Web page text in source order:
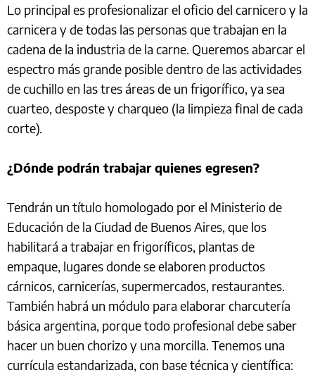
Lo principal es profesionalizar el oficio del carnicero y la
carnicera y de todas las personas que trabajan en la
cadena de la industria de la carne. Queremos abarcar el
espectro más grande posible dentro de las actividades
de cuchillo en las tres áreas de un frigorífico, ya sea
cuarteo, desposte y charqueo (la limpieza final de cada
corte).
¿Dónde podrán trabajar quienes egresen?
Tendrán un título homologado por el Ministerio de
Educación de la Ciudad de Buenos Aires, que los
habilitará a trabajar en frigoríficos, plantas de
empaque, lugares donde se elaboren productos
cárnicos, carnicerías, supermercados, restaurantes.
También habrá un módulo para elaborar charcutería
básica argentina, porque todo profesional debe saber
hacer un buen chorizo y una morcilla. Tenemos una
currícula estandarizada, con base técnica y científica: